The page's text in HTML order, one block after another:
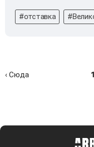
#отставка
‹ Сюда